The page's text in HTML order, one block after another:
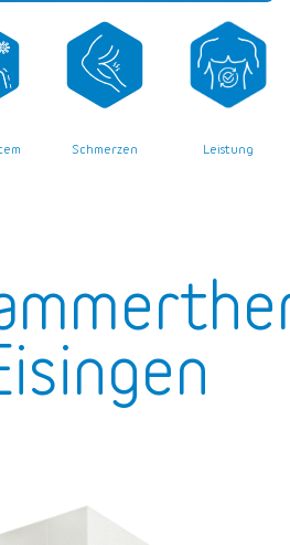
Schmerzen Leistung